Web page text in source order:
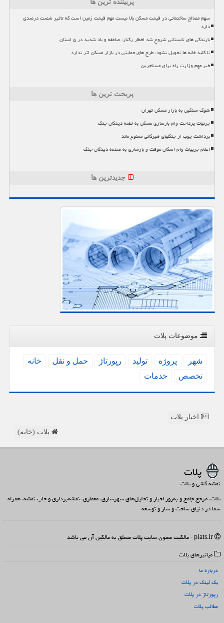
پربیننده ترین ها
سهم مصالح ساختمانی در قیمت مسکن بالا نیست مهم قیمت زمین است که تاثیر شصت درصدی
دارد
بارندگی های تابستانی شروع شد اخطار رگبار، صاعقه و باد شدید در ۵ استان
تا کلید خانه ها تحویل نشود، طرح های حمایتی در بازار مسکن اثر ندارد
خبر مهم وزارت راه برای مستاجرین
پربحث ترین ها
شوک سنگین به بازار مسکن تهران
جزئیات پرداخت وام بازسازی مسکن به لطمه دیدگان جنگ
برداشت چوب از جنگلهای هیرکانی ممنوع ماند
اعلام جزییات وام اسکان موقت و بازسازی به صدمه دیدگان جنگ
جدیدترین ها
موضوعات پلات
شهر پروژه تولید رپورتاژ حمل و نقل
خانه
تخصص
خدمات
اخبار پلات
پلات (خانه)
پلات
نقشه کشی و پلات
پلات، مرجع جامع و به‌روز اخبار و تحلیل‌های شهرسازی، معماری، نقشه‌برداری و چاپ نقشه، همراه
شما در دنیای ساخت و ساز و توسعه
میانبرهای پلات
درباره ما
بک لینک در پلات
رپورتاژ در پلات
مطالب پلات